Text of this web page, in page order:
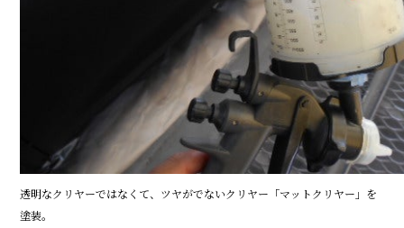
透明なクリヤーではなくて、ツヤがでないクリヤー「マットクリヤー」を
塗装。